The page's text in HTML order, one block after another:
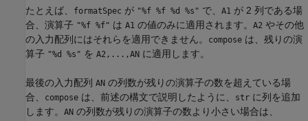
たとえば、 formatSpec が "%f %f %d %s" で、 A1 が 2 列である場
合、演算子 "%f %f" は A1 の値のみに適用されます。 A2 やその他
の入力配列にはそれらを適用できません。
compose は、残りの演
算子 "%d %s" を A2,...,AN に適用します。
最後の入力配列 AN の列数が残りの演算子の数を超えている場
合、
compose は、前述の構文で説明したように、 str に列を追加
します。 AN の列数が残りの演算子の数より小さい場合は、